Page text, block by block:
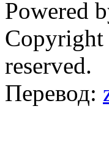
Powered
reserved.
Перевод: